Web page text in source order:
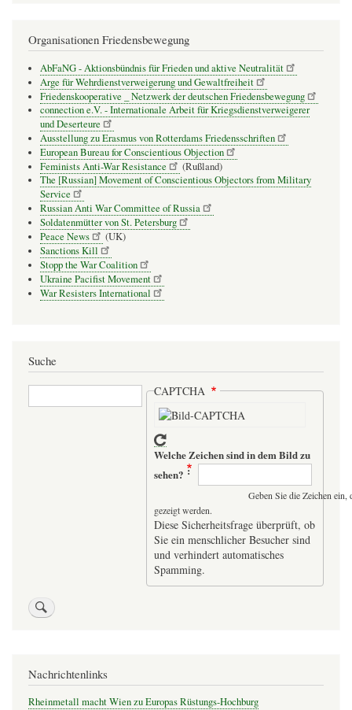
Organisationen Friedensbewegung
AbFaNG - Aktionsbündnis für Frieden und aktive Neutralität
Arge für Wehrdienstverweigerung und Gewaltfreiheit
Friedenskooperative _ Netzwerk der deutschen Friedensbewegung
connection e.V. - Inter­na­tio­nale Arbeit für Kriegs­dienst­ver­wei­gerer
und Deser­teure
Ausstellung zu Erasmus von Rotterdams Friedensschriften
European Bureau for Conscientious Objection
Feminists Anti-War Resistance
(Rußland)
The [Russian] Movement of Conscientious Objectors from Military
Service
Russian Anti War Committee of Russia
Soldatenmütter von St. Petersburg
Peace News
(UK)
Sanctions Kill
Stopp the War Coalition
Ukraine Pacifist Movement
War Resisters International
Suche
Suche CAPTCHA
Welche Zeichen sind in dem Bild zu
sehen?
Geben Sie die Zeichen
gezeigt werden.
Diese Sicherheitsfrage überprüft, ob
Sie ein menschlicher Besucher sind
und verhindert automatisches
Spamming.
Nachrichtenlinks
Rheinmetall macht Wien zu Europas Rüstungs-Hochburg